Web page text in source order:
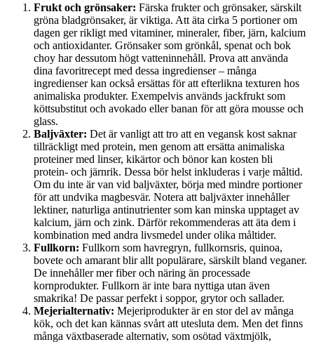
Frukt och grönsaker: Färska frukter och grönsaker, särskilt
gröna bladgrönsaker, är viktiga. Att äta cirka 5 portioner om
dagen ger rikligt med vitaminer, mineraler, fiber, järn, kalcium
och antioxidanter. Grönsaker som grönkål, spenat och bok
choy har dessutom högt vatteninnehåll. Prova att använda
dina favoritrecept med dessa ingredienser – många
ingredienser kan också ersättas för att efterlikna texturen hos
animaliska produkter. Exempelvis används jackfrukt som
köttsubstitut och avokado eller banan för att göra mousse och
glass.
Baljväxter: Det är vanligt att tro att en vegansk kost saknar
tillräckligt med protein, men genom att ersätta animaliska
proteiner med linser, kikärtor och bönor kan kosten bli
protein- och järnrik. Dessa bör helst inkluderas i varje måltid.
Om du inte är van vid baljväxter, börja med mindre portioner
för att undvika magbesvär. Notera att baljväxter innehåller
lektiner, naturliga antinutrienter som kan minska upptaget av
kalcium, järn och zink. Därför rekommenderas att äta dem i
kombination med andra livsmedel under olika måltider.
Fullkorn: Fullkorn som havregryn, fullkornsris, quinoa,
bovete och amarant blir allt populärare, särskilt bland veganer.
De innehåller mer fiber och näring än processade
kornprodukter. Fullkorn är inte bara nyttiga utan även
smakrika! De passar perfekt i soppor, grytor och sallader.
Mejerialternativ: Mejeriprodukter är en stor del av många
kök, och det kan kännas svårt att utesluta dem. Men det finns
många växtbaserade alternativ, som osötad växtmjölk,